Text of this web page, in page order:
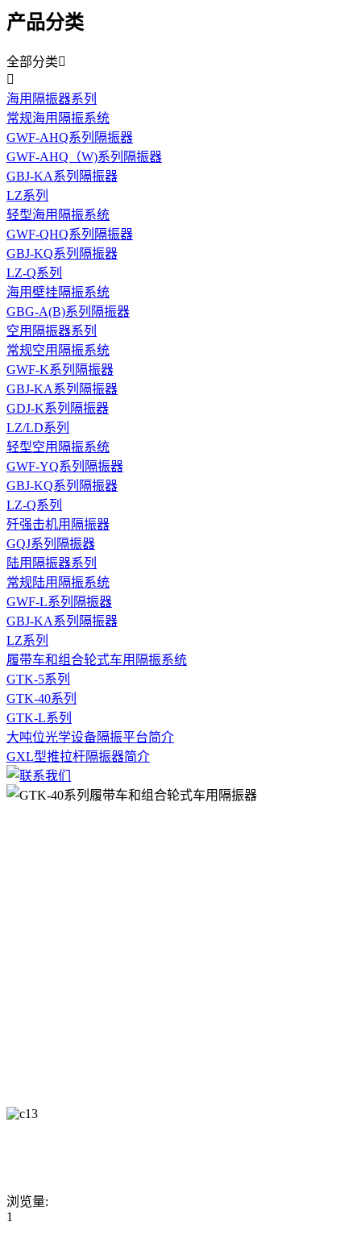
产品分类
全部分类

海用隔振器系列
常规海用隔振系统
GWF-AHQ系列隔振器
GWF-AHQ（W)系列隔振器
GBJ-KA系列隔振器
LZ系列
轻型海用隔振系统
GWF-QHQ系列隔振器
GBJ-KQ系列隔振器
LZ-Q系列
海用壁挂隔振系统
GBG-A(B)系列隔振器
空用隔振器系列
常规空用隔振系统
GWF-K系列隔振器
GBJ-KA系列隔振器
GDJ-K系列隔振器
LZ/LD系列
轻型空用隔振系统
GWF-YQ系列隔振器
GBJ-KQ系列隔振器
LZ-Q系列
歼强击机用隔振器
GQJ系列隔振器
陆用隔振器系列
常规陆用隔振系统
GWF-L系列隔振器
GBJ-KA系列隔振器
LZ系列
履带车和组合轮式车用隔振系统
GTK-5系列
GTK-40系列
GTK-L系列
大吨位光学设备隔振平台简介
GXL型推拉杆隔振器简介
浏览量:
1